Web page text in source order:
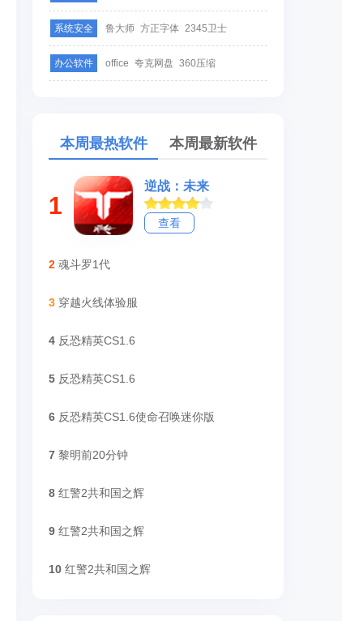
系统安全 鲁大师 方正字体 2345卫士
办公软件 office 夸克网盘 360压缩
本周最热软件 本周最新软件
1
逆战：未来
查看
2 魂斗罗1代
3 穿越火线体验服
4 反恐精英CS1.6
5 反恐精英CS1.6
6 反恐精英CS1.6使命召唤迷你版
7 黎明前20分钟
8 红警2共和国之辉
9 红警2共和国之辉
10 红警2共和国之辉